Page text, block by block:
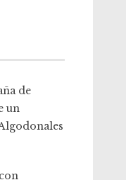
de
un